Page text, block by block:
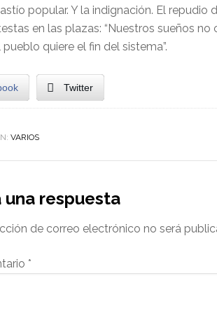
popular. Y la indignación. El
en las plazas: “Nuestros sueños no
pueblo quiere el fin del sistema”.
Twitter
VARIOS
una respuesta
de correo electrónico no será
*